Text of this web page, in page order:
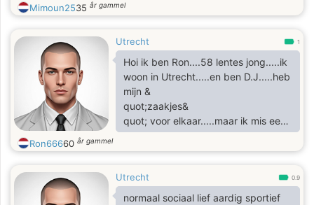
Mimoun2535 år gammel
Utrecht 1
Hoi ik ben Ron....58 lentes jong.....ik
woon in Utrecht.....en ben D.J.....heb
mijn &
quot;zaakjes&
quot; voor elkaar.....maar ik mis een
maatje......gewoon ..net zoals jij
misschien.....ik sta open voor n
wijntje erbij......gewoon
gezellig......tot gauw meis......
Ron66660 år gammel
Utrecht 0.9
normaal sociaal lief aardig sportief